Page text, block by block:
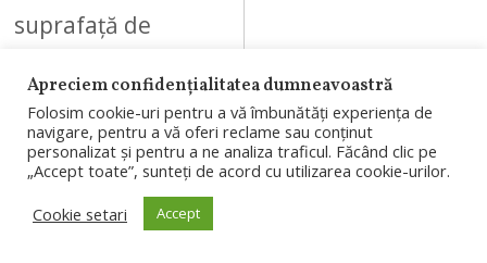
suprafață de
(142.000 mp),
peste 400 de
magazine,
concepte noi și
Apreciem confidențialitatea dumneavoastră
Folosim cookie-uri pentru a vă îmbunătăți experiența de
navigare, pentru a vă oferi reclame sau conținut
personalizat și pentru a ne analiza traficul. Făcând clic pe
„Accept toate”, sunteți de acord cu utilizarea cookie-urilor.
Cookie setari
Accept